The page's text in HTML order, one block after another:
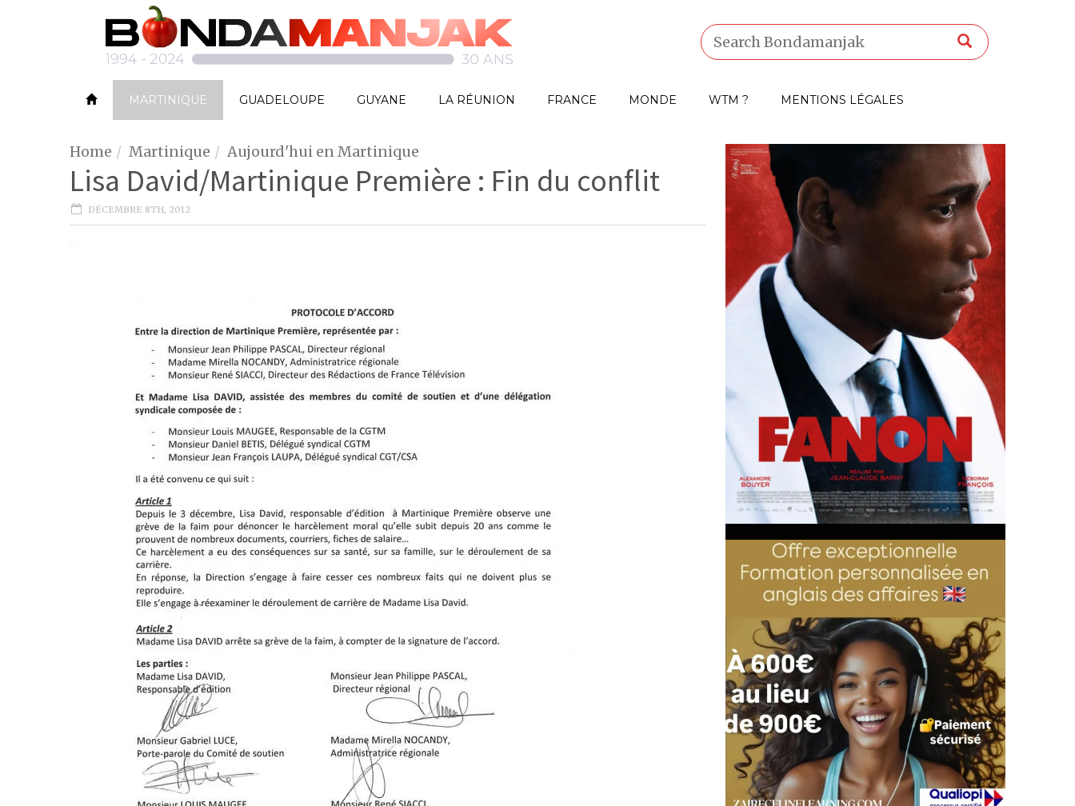
MARTINIQUE GUADELOUPE GUYANE LA RÉUNION FRANCE MONDE WTM ? MENTIONS LÉGALES
Home Martinique Aujourd'hui en Martinique
Lisa David/Martinique Première : Fin du conflit
DÉCEMBRE 8TH, 2012